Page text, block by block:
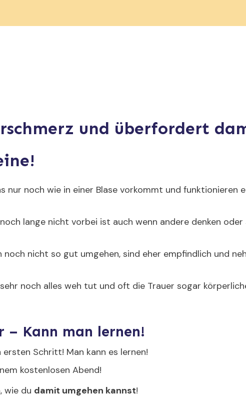
und überfordert
nur noch wie in einer Blase vorkommt und funktionieren
lange nicht vorbei ist auch wenn andere denken
noch nicht so gut umgehen, sind eher empfindlich und
noch alles weh tut und oft die Trauer sogar
– Kann man lernen!
Schritt! Man kann es lernen!
kostenlosen Abend!
wie du damit umgehen kannst!